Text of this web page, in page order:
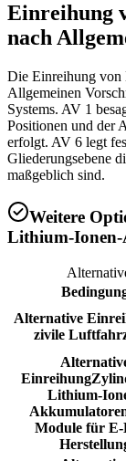
Einreihung
nach
Die Einreihung von
Allgemeinen
Systems. AV 1
Positionen und der
erfolgt. AV 6 legt
Gliederungsebene
maßgeblich sind.
Weitere
Lithium-
Alternative
zivile
Einreihung
Lithium-
Module für E-